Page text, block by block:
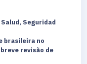
Seguridad
brasileira no
revisão de